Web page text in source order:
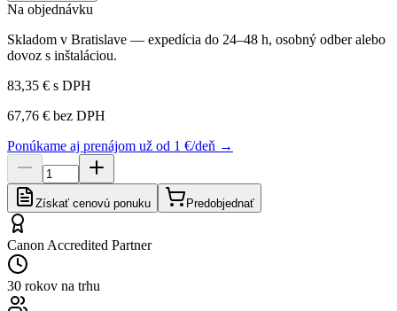
Na objednávku
Skladom v Bratislave — expedícia do 24–48 h, osobný odber alebo
dovoz s inštaláciou.
83,35 € s DPH
67,76 € bez DPH
Ponúkame aj prenájom už od 1 €/deň →
Získať cenovú ponuku Predobjednať
Canon Accredited Partner
30 rokov na trhu